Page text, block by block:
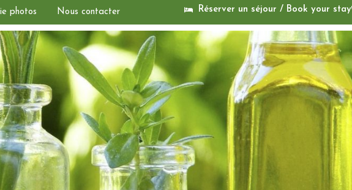
photos Nous contacter Réserver un séjour / Book your stay